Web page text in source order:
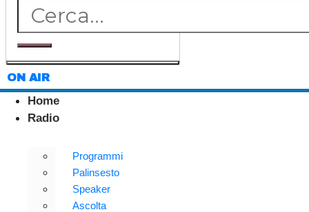
ON AIR
Home
Radio
Programmi
Palinsesto
Speaker
Ascolta